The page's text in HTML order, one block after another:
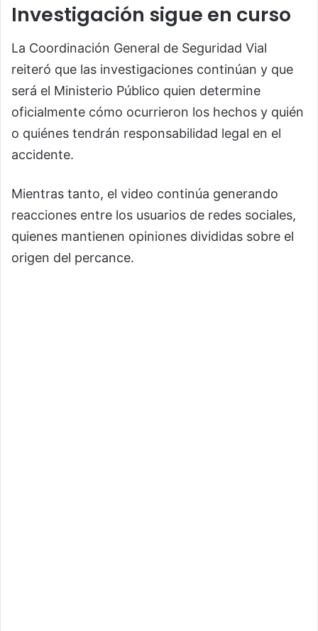
Investigación sigue en curso
La Coordinación General de Seguridad Vial
reiteró que las investigaciones continúan y que
será el Ministerio Público quien determine
oficialmente cómo ocurrieron los hechos y quién
o quiénes tendrán responsabilidad legal en el
accidente.
Mientras tanto, el video continúa generando
reacciones entre los usuarios de redes sociales,
quienes mantienen opiniones divididas sobre el
origen del percance.